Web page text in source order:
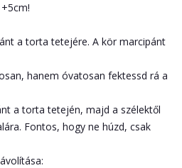
a torta tetejére. A kör marcipánt
hanem óvatosan fektessd rá a
a torta tetején, majd a szélektől
Fontos, hogy ne húzd, csak